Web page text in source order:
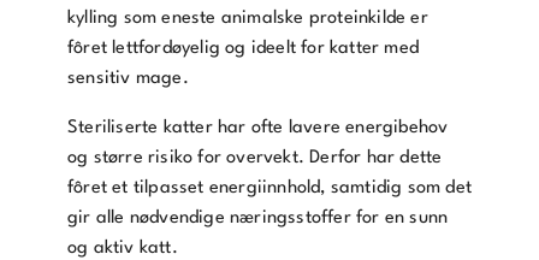
kylling som eneste animalske proteinkilde er
fôret lettfordøyelig og ideelt for katter med
sensitiv mage.
Steriliserte katter har ofte lavere energibehov
og større risiko for overvekt. Derfor har dette
fôret et tilpasset energiinnhold, samtidig som det
gir alle nødvendige næringsstoffer for en sunn
og aktiv katt.